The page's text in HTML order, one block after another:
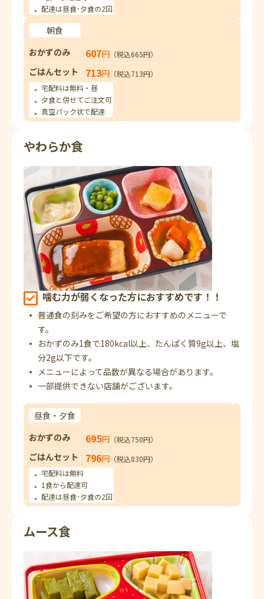
配達は昼食･夕食の2回
朝食
おかずのみ
607円 （税込665円）
ごはんセット 713円 （税込713円）
宅配料は無料・昼
夕食と併せてご注文可
真空パック状で配達
やわらか食
噛む力が弱くなった方におすすめです！！
普通食の刻みをご希望の方におすすめのメニューで
す。
おかずのみ1食で180kcal以上、たんぱく質9g以上、塩
分2g以下です。
メニューによって品数が異なる場合があります。
一部提供できない店舗がございます。
昼食・夕食
おかずのみ
695円 （税込750円）
ごはんセット 796円 （税込830円）
宅配料は無料
1食から配達可
配達は昼食･夕食の2回
ムース食